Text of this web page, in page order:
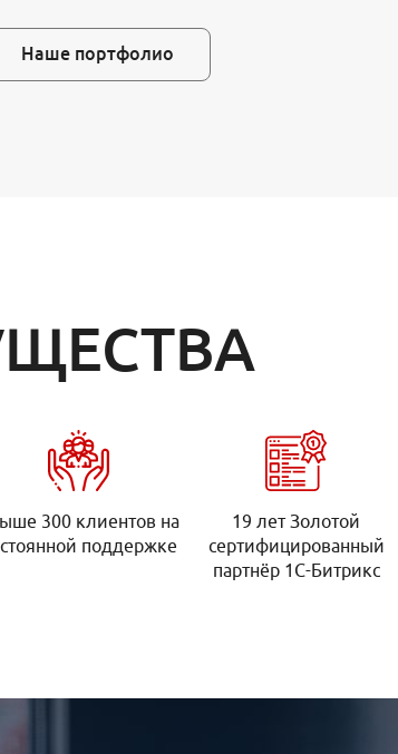
Наше портфолио
300 клиентов на
поддержке
19 лет Золотой
сертифицированный
партнёр 1С-Битрикс